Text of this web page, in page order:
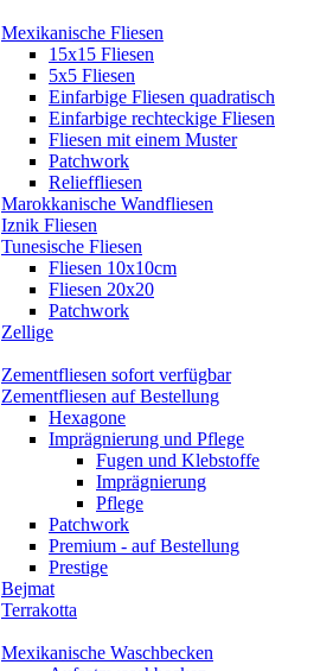
Mexikanische Fliesen
15x15 Fliesen
5x5 Fliesen
Einfarbige Fliesen quadratisch
Einfarbige rechteckige Fliesen
Fliesen mit einem Muster
Patchwork
Relieffliesen
Marokkanische Wandfliesen
Iznik Fliesen
Tunesische Fliesen
Fliesen 10x10cm
Fliesen 20x20
Patchwork
Zellige
Zementfliesen sofort verfügbar
Zementfliesen auf Bestellung
Hexagone
Imprägnierung und Pflege
Fugen und Klebstoffe
Imprägnierung
Pflege
Patchwork
Premium - auf Bestellung
Prestige
Bejmat
Terrakotta
Mexikanische Waschbecken